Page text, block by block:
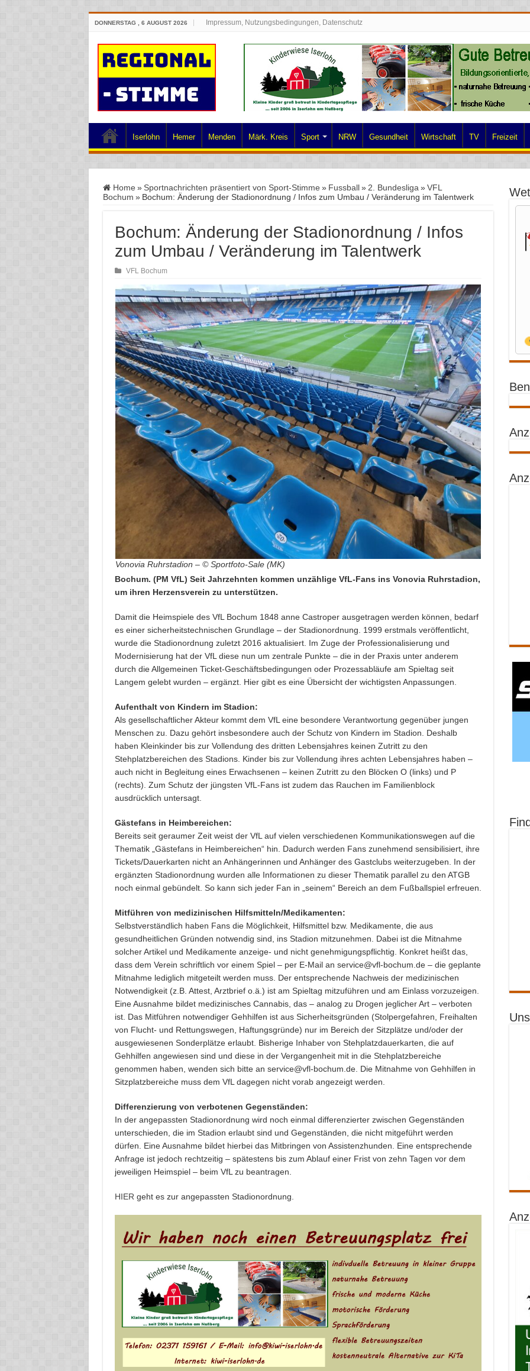
DONNERSTAG , 6 AUGUST 2026 Impressum, Nutzungsbedingungen, Datenschutz
Iserlohn Hemer Menden Märk. Kreis Sport NRW Gesundheit Wirtschaft TV Freizeit
Home » Sportnachrichten präsentiert von Sport-Stimme » Fussball » 2. Bundesliga » VFL
Bochum » Bochum: Änderung der Stadionordnung / Infos zum Umbau / Veränderung im Talentwerk
Bochum: Änderung der Stadionordnung / Infos
zum Umbau / Veränderung im Talentwerk
VFL Bochum
Vonovia Ruhrstadion – © Sportfoto-Sale (MK)
Bochum. (PM VfL) Seit Jahrzehnten kommen unzählige VfL-Fans ins Vonovia Ruhrstadion,
um ihren Herzensverein zu unterstützen.
Damit die Heimspiele des VfL Bochum 1848 anne Castroper ausgetragen werden können, bedarf
es einer sicherheitstechnischen Grundlage – der Stadionordnung. 1999 erstmals veröffentlicht,
wurde die Stadionordnung zuletzt 2016 aktualisiert. Im Zuge der Professionalisierung und
Modernisierung hat der VfL diese nun um zentrale Punkte – die in der Praxis unter anderem
durch die Allgemeinen Ticket-Geschäftsbedingungen oder Prozessabläufe am Spieltag seit
Langem gelebt wurden – ergänzt. Hier gibt es eine Übersicht der wichtigsten Anpassungen.
Aufenthalt von Kindern im Stadion:
Als gesellschaftlicher Akteur kommt dem VfL eine besondere Verantwortung gegenüber jungen
Menschen zu. Dazu gehört insbesondere auch der Schutz von Kindern im Stadion. Deshalb
haben Kleinkinder bis zur Vollendung des dritten Lebensjahres keinen Zutritt zu den
Stehplatzbereichen des Stadions. Kinder bis zur Vollendung ihres achten Lebensjahres haben –
auch nicht in Begleitung eines Erwachsenen – keinen Zutritt zu den Blöcken O (links) und P
(rechts). Zum Schutz der jüngsten VfL-Fans ist zudem das Rauchen im Familienblock
ausdrücklich untersagt.
Gästefans in Heimbereichen:
Bereits seit geraumer Zeit weist der VfL auf vielen verschiedenen Kommunikationswegen auf die
Thematik „Gästefans in Heimbereichen“ hin. Dadurch werden Fans zunehmend sensibilisiert, ihre
Tickets/Dauerkarten nicht an Anhängerinnen und Anhänger des Gastclubs weiterzugeben. In der
ergänzten Stadionordnung wurden alle Informationen zu dieser Thematik parallel zu den ATGB
noch einmal gebündelt. So kann sich jeder Fan in „seinem“ Bereich an dem Fußballspiel erfreuen.
Mitführen von medizinischen Hilfsmitteln/Medikamenten:
Selbstverständlich haben Fans die Möglichkeit, Hilfsmittel bzw. Medikamente, die aus
gesundheitlichen Gründen notwendig sind, ins Stadion mitzunehmen. Dabei ist die Mitnahme
solcher Artikel und Medikamente anzeige- und nicht genehmigungspflichtig. Konkret heißt das,
dass dem Verein schriftlich vor einem Spiel – per E-Mail an service@vfl-bochum.de – die geplante
Mitnahme lediglich mitgeteilt werden muss. Der entsprechende Nachweis der medizinischen
Notwendigkeit (z.B. Attest, Arztbrief o.ä.) ist am Spieltag mitzuführen und am Einlass vorzuzeigen.
Eine Ausnahme bildet medizinisches Cannabis, das – analog zu Drogen jeglicher Art – verboten
ist. Das Mitführen notwendiger Gehhilfen ist aus Sicherheitsgründen (Stolpergefahren, Freihalten
von Flucht- und Rettungswegen, Haftungsgründe) nur im Bereich der Sitzplätze und/oder der
ausgewiesenen Sonderplätze erlaubt. Bisherige Inhaber von Stehplatzdauerkarten, die auf
Gehhilfen angewiesen sind und diese in der Vergangenheit mit in die Stehplatzbereiche
genommen haben, wenden sich bitte an service@vfl-bochum.de. Die Mitnahme von Gehhilfen in
Sitzplatzbereiche muss dem VfL dagegen nicht vorab angezeigt werden.
Differenzierung von verbotenen Gegenständen:
In der angepassten Stadionordnung wird noch einmal differenzierter zwischen Gegenständen
unterschieden, die im Stadion erlaubt sind und Gegenständen, die nicht mitgeführt werden
dürfen. Eine Ausnahme bildet hierbei das Mitbringen von Assistenzhunden. Eine entsprechende
Anfrage ist jedoch rechtzeitig – spätestens bis zum Ablauf einer Frist von zehn Tagen vor dem
jeweiligen Heimspiel – beim VfL zu beantragen.
HIER geht es zur angepassten Stadionordnung.